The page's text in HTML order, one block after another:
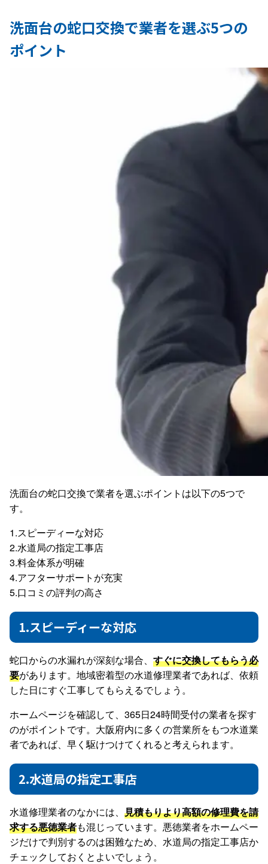
洗面台の蛇口交換で業者を選ぶ5つの
ポイント
洗面台の蛇口交換で業者を選ぶポイントは以下の5つで
す。
1.スピーディーな対応
2.水道局の指定工事店
3.料金体系が明確
4.アフターサポートが充実
5.口コミの評判の高さ
1.スピーディーな対応
蛇口からの水漏れが深刻な場合、 すぐに交換してもらう必
要があります。地域密着型の水道修理業者であれば、依頼
した日にすぐ工事してもらえるでしょう。
ホームページを確認して、365日24時間受付の業者を探す
のがポイントです。大阪府内に多くの営業所をもつ水道業
者であれば、早く駆けつけてくれると考えられます。
2.水道局の指定工事店
水道修理業者のなかには、 見積もりより高額の修理費を請
求する悪徳業者も混じっています。悪徳業者をホームペー
ジだけで判別するのは困難なため、水道局の指定工事店か
チェックしておくとよいでしょう。